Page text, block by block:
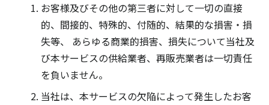
お客様及びその他の第三者に対して一切の直接
的、間接的、特殊的、付随的、結果的な損害・損
失等、 あらゆる商業的損害、損失について当社及
び本サービスの供給業者、再販売業者は一切責任
を負いません。
当社は、本サービスの欠陥によって発生したお客